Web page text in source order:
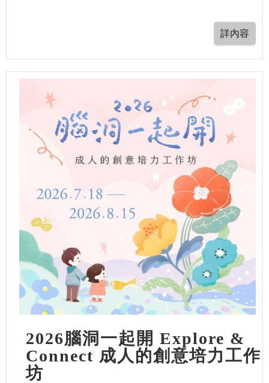
2026腦洞一起開 Explore &
Connect 成人的創意培力工作
坊